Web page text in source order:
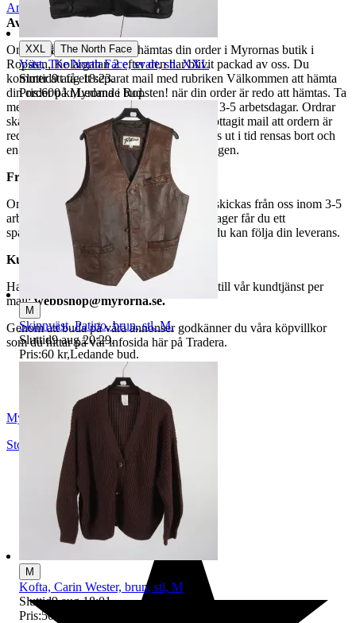
Avhämtning
Om du väljer avhämtning hämtas din order i Myrornas butik i
Ropsten, Kolargatan 2 efter den har blivit packad av oss. Du
kommer att få ett separat mail med rubriken Välkommen att hämta
din order på Myrorna i Ropsten! när din order är redo att hämtas. Ta
med legitimation. Hanteringstiden är cirka 3-5 arbetsdagar. Ordrar
ska hämtas senast 7 dagar efter att man mottagit mail att ordern är
redo för avhämtning. Ordrar som ej hämtas ut i tid rensas bort och
en avgift på 84 kr dras av från återbetalningen.
Frakt
Om du har valt frakt kommer din vara att skickas från oss inom 3-5
arbetsdagar. När din vara har lämnat vårt lager får du ett
spårningsnummer av DSV inom kort där du kan följa din leverans.
Kundservice
Har du frågor eller funderingar hör av dig till vår kundtjänst per
mail:webbshop@myrorna.se.
Genom att buda på våra annonser godkänner du våra köpvillkor
som du hittar på vår infosida här på Tradera.
Anmäl Sälj liknande
Myrorna
Stockholm
,Sverige
XXL | The North Face
Väst, The North Face, svart, stl. XXL
Sluttid9 aug 18:23.
Pris:600 kr,Ledande bud.
M
Skinnväst, Patino, brun, stl. M.
Sluttid9 aug 20:29.
Pris:60 kr,Ledande bud.
M
Kofta, Carin Wester, brun, stl, M
Sluttid9 aug 18:01.
Pris:50 kr